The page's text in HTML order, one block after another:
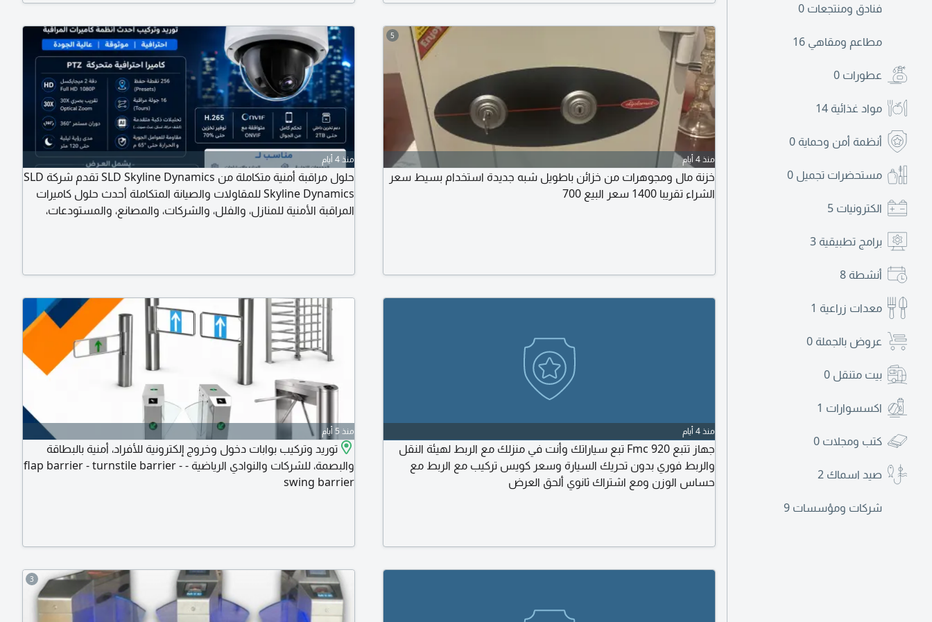
فنادق ومنتجعات 0
مطاعم ومقاهي 16
عطورات 0
مواد غذائية 14
أنظمة أمن وحماية 0
مستحضرات تجميل 0
الكترونيات 5
برامج تطبيقية 3
أنشطة 8
معدات زراعية 1
عروض بالجملة 0
بيت متنقل 0
اكسسوارات 1
كتب ومجلات 0
صيد اسماك 2
شركات ومؤسسات 9
5
منذ 4 أيام
خزنة مال ومجوهرات من خزائن باطويل شبه جديدة استخدام بسيط سعر
الشراء تقريبا 1400 سعر البيع 700
منذ 4 أيام
حلول مراقبة أمنية متكاملة من SLD Skyline Dynamics تقدم شركة SLD
Skyline Dynamics للمقاولات والصيانة المتكاملة أحدث حلول كاميرات
المراقبة الأمنية للمنازل، والفلل، والشركات، والمصانع، والمستودعات،
صورة فائقة الوضوح
منذ 4 أيام
جهاز تتبع Fmc 920 تبع سياراتك وأنت في منزلك مع الربط لهيئة النقل
والربط فوري بدون تحريك السيارة وسعر كويس تركيب مع الربط مع
حساس الوزن ومع اشتراك ثانوي ألحق العرض
منذ 5 أيام
توريد وتركيب بوابات دخول وخروج إلكترونية للأفراد، أمنية بالبطاقة
والبصمة، للشركات والنوادي الرياضية - flap barrier - turnstile barrier -
swing barrier
3